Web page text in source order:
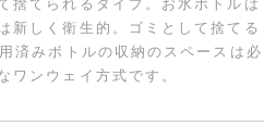
捨てられるタイプ。お水ボトルは
新しく衛生的。ゴミとして捨てる
済みボトルの収納のスペースは必
ワンウェイ方式です。